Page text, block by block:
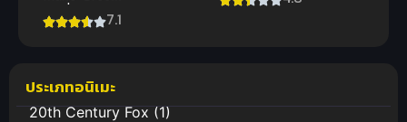
มูฟวี่ พากย์
ผจญภัยตะลุย
ด่านสุดฮิต
7.1
ประเภทอนิเมะ
20th Century Fox(1)